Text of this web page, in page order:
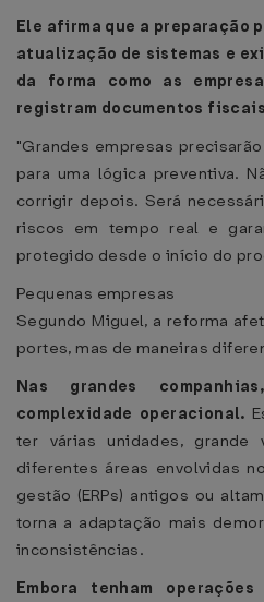
Ele afirma que a preparação
atualização de sistemas e
da forma como as
registram documentos
"Grandes empresas
para uma lógica preventiva.
corrigir depois. Será
riscos em tempo real e
protegido desde o início do
Pequenas empresas
Segundo Miguel, a reforma
portes, mas de maneiras
Nas grandes
complexidade operacional.
ter várias unidades,
diferentes áreas envolvidas
gestão (ERPs) antigos ou
torna a adaptação mais
inconsistências.
Embora tenham